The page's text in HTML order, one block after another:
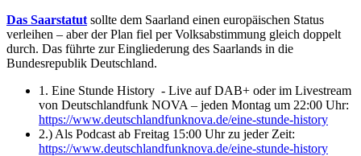
Das Saarstatut sollte dem Saarland einen europäischen Status
verleihen – aber der Plan fiel per Volksabstimmung gleich doppelt
durch. Das führte zur Eingliederung des Saarlands in die
Bundesrepublik Deutschland.
1. Eine Stunde History - Live auf DAB+ oder im Livestream
von Deutschlandfunk NOVA – jeden Montag um 22:00 Uhr:
https://www.deutschlandfunknova.de/eine-stunde-history
2.) Als Podcast ab Freitag 15:00 Uhr zu jeder Zeit:
https://www.deutschlandfunknova.de/eine-stunde-history